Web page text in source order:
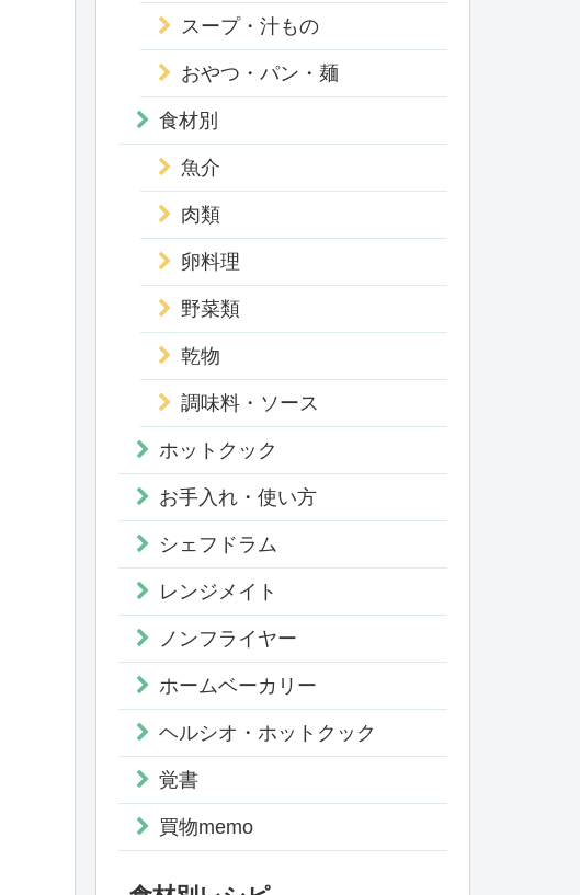
スープ・汁もの
おやつ・パン・麺
食材別
魚介
肉類
卵料理
野菜類
乾物
調味料・ソース
ホットクック
お手入れ・使い方
シェフドラム
レンジメイト
ノンフライヤー
ホームベーカリー
ヘルシオ・ホットクック
覚書
買物memo